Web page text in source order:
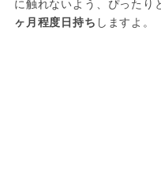
に触れないよう、ぴったり
ヶ月程度日持ち しますよ。